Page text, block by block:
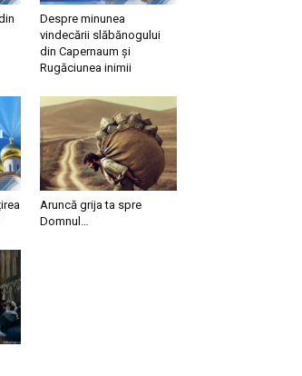
Despre minunea
vindecării slăbănogului
din Capernaum și
Rugăciunea inimii
Aruncă grija ta spre
Domnul…